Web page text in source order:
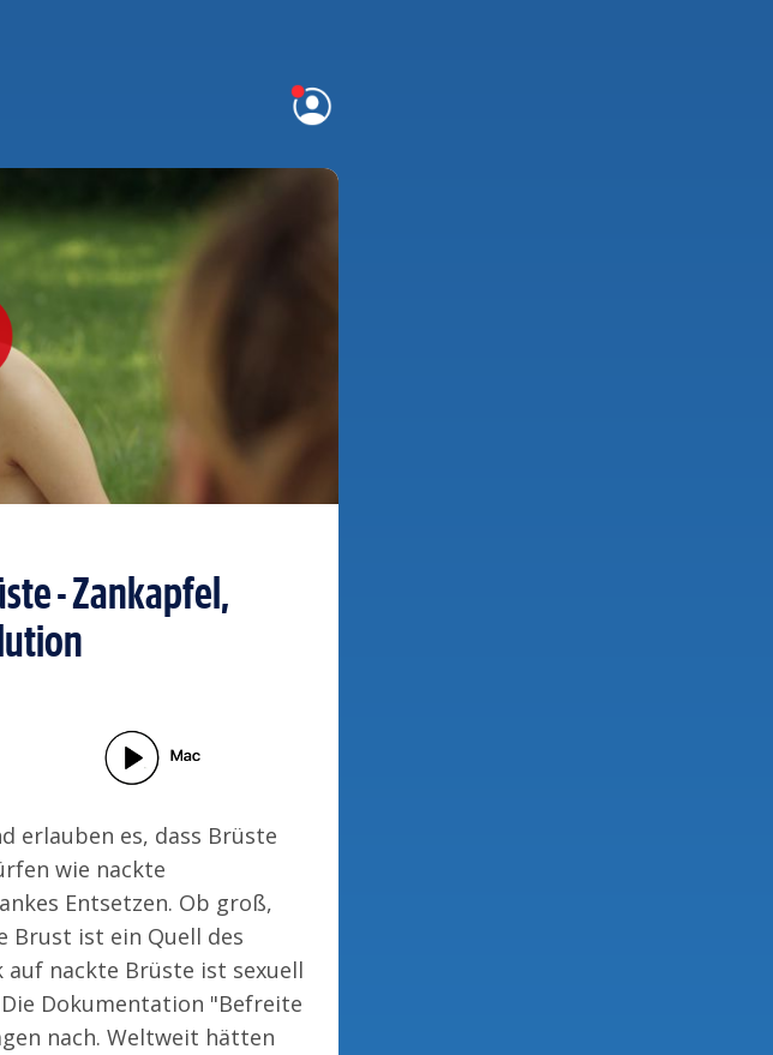
- Zankapfel,
erlauben es, dass Brüste
wie nackte
Entsetzen. Ob groß,
Brust ist ein Quell des
auf nackte Brüste ist sexuell
Dokumentation "Befreite
nach. Weltweit hätten